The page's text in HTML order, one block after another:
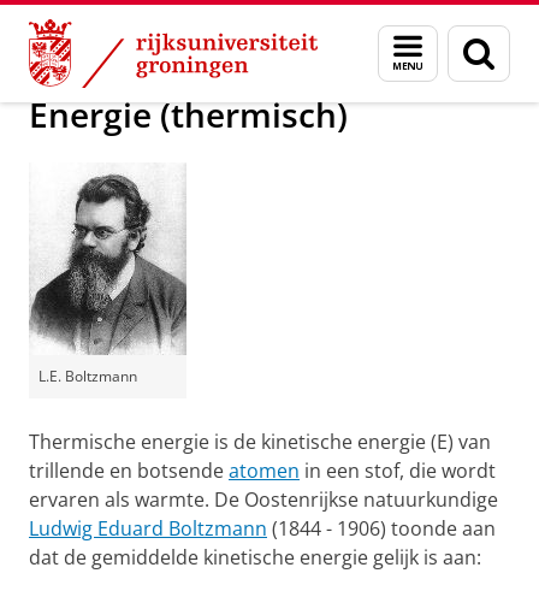
Skip
Content
Skip
Navigation
Menu
en
zoeken
Groningen Academy for Radiation Protection
Energie (thermisch)
L.E. Boltzmann
Thermische energie is de kinetische energie (E) van
trillende en botsendeatomen in een stof, die wordt
ervaren als warmte. De Oostenrijkse natuurkundige
Ludwig Eduard Boltzmann (1844 - 1906) toonde aan
dat de gemiddelde kinetische energie gelijk is aan: